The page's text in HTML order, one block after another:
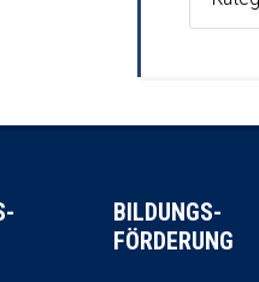
BILDUNGS-
FÖRDERUNG